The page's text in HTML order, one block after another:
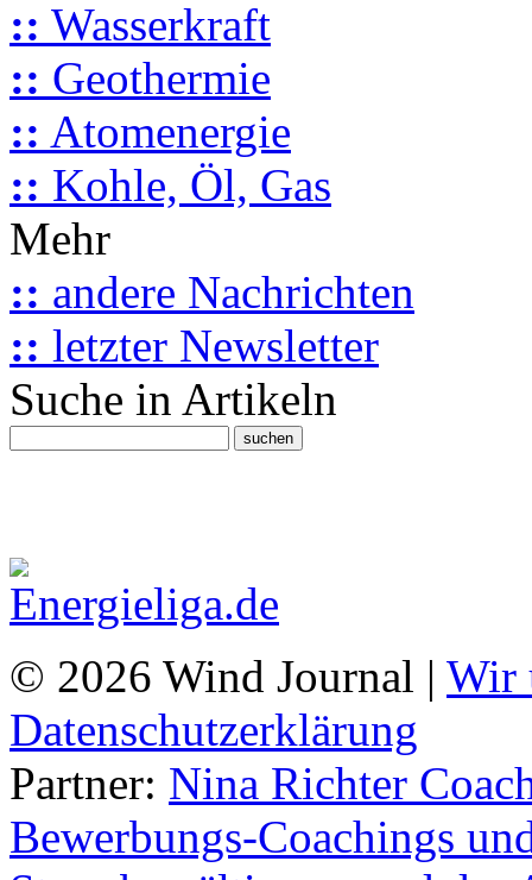
:: Wasserkraft
:: Geothermie
:: Atomenergie
:: Kohle, Öl, Gas
Mehr
:: andere Nachrichten
:: letzter Newsletter
Suche in Artikeln
© 2026 Wind Journal | Wir
Datenschutzerklärung
Partner: Nina Richter
Bewerbungs-Coachings